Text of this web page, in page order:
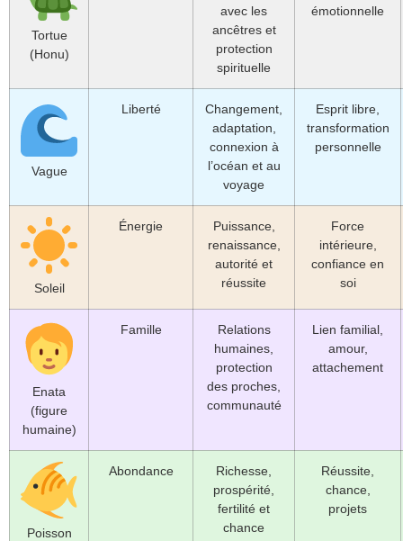
Tortue
(Honu)
avec les
ancêtres et
protection
spirituelle
émotionnelle
Vague
Liberté
Changement,
adaptation,
connexion à
l’océan et au
voyage
Esprit libre,
transformation
personnelle
Soleil
Énergie
Puissance,
renaissance,
autorité et
réussite
Force
intérieure,
confiance en
soi
Enata
(figure
humaine)
Famille
Relations
humaines,
protection
des proches,
communauté
Lien familial,
amour,
attachement
Poisson
Abondance
Richesse,
prospérité,
fertilité et
chance
Réussite,
chance,
projets